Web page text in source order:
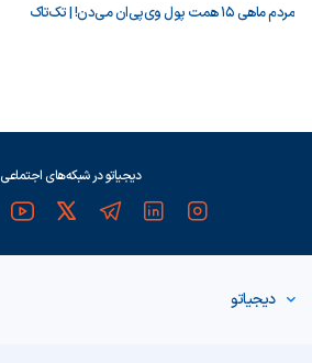
مردم ماهی ۱۵ همت پول وی‌پی‌ان می‌دن! | تک‌تاک
دیجیاتو در شبکه‌های اجتماعی
دیجیاتو